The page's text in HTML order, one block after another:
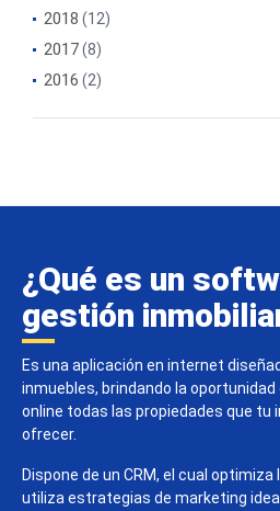
2018 (12)
2017(8)
2016 (2)
¿Qué es un
gestión
Es una aplicación en internet
inmuebles, brindando la
online todas las propiedades que tu
ofrecer.
Dispone de un CRM, el cual
utiliza estrategias de marketing